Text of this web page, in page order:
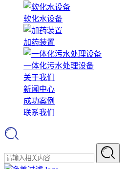
软化水设备
加药装置
一体化污水处理设备
关于我们
新闻中心
成功案例
联系我们